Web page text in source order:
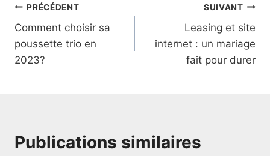
Navigation
de
l’article
PRÉCÉDENT
Comment choisir sa
poussette trio en
2023?
SUIVANT
Leasing et site
internet : un mariage
fait pour durer
Publications similaires